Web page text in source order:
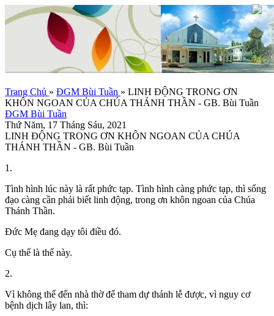
Trang Chủ » ĐGM Bùi Tuần » LINH ĐỘNG TRONG ƠN
KHÔN NGOAN CỦA CHÚA THÁNH THẦN - GB. Bùi Tuần
ĐGM Bùi Tuần
Thứ Năm, 17 Tháng Sáu, 2021
LINH ĐỘNG TRONG ƠN KHÔN NGOAN CỦA CHÚA
THÁNH THẦN - GB. Bùi Tuần
1.
Tình hình lúc này là rất phức tạp. Tình hình càng phức tạp, thì sống
đạo càng cần phải biết linh động, trong ơn khôn ngoan của Chúa
Thánh Thần.
Đức Mẹ đang dạy tôi điều đó.
Cụ thể là thế này.
2.
Vì không thể đến nhà thờ để tham dự thánh lễ được, vì nguy cơ
bệnh dịch lây lan, thì: